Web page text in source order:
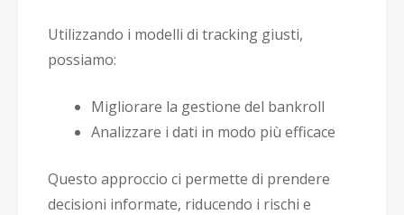
Utilizzando i modelli di tracking giusti,
possiamo:
Migliorare la gestione del bankroll
Analizzare i dati in modo più efficace
Questo approccio ci permette di prendere
decisioni informate, riducendo i rischi e